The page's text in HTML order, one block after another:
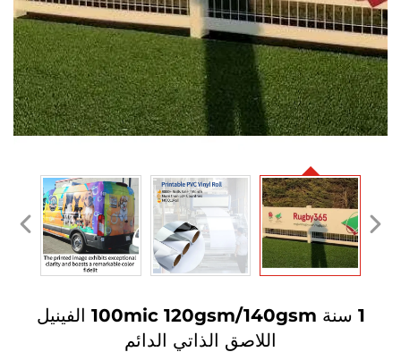
1 سنة 100mic 120gsm/140gsm الفينيل
اللاصق الذاتي الدائم